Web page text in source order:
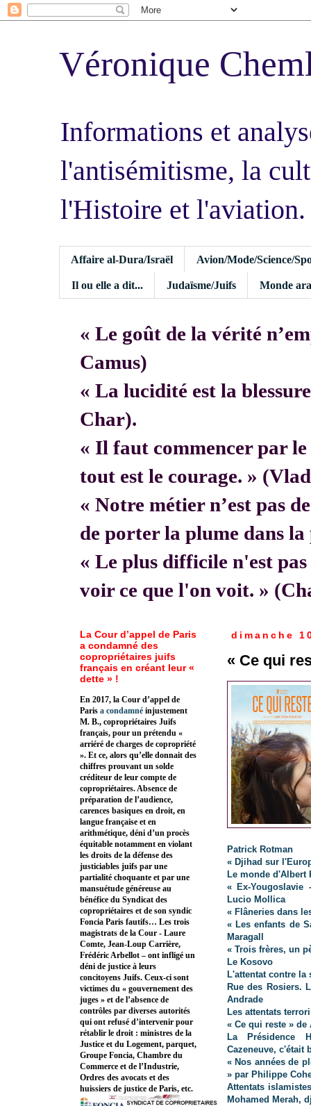
Véronique
Informations et
l'antisémitisme, la
l'Histoire et l'aviation.
Affaire al-Dura/Israël Avion/Mode/Science/
Il ou elle a dit... Judaïsme/Juifs Monde
« Le goût de la vérité
Camus)
« La lucidité est la
Char).
« Il faut commencer par le
tout est le courage. »
« Notre métier n’est pas
de porter la plume dans
« Le plus difficile n'est
voir ce que l'on voit. »
dimanche
« Ce qui
Patrick Rotman
« Djihad sur
Le monde d'Albert
« Ex-
Lucio Mollica
« Flâneries dans
« Les enfants de
Maragall
« Trois frères, un
Le Kosovo
L'attentat contre la
Rue des Rosiers.
Andrade
Les attentats
« Ce qui reste » de
La Présidence
Cazeneuve, c'était
« Nos années de
» par Philippe
Attentats
Mohamed Merah,
La Cour d’appel de Paris
a condamné des
copropriétaires juifs
français en créant leur «
dette » !
En 2017, la Cour d’appel de
Paris a condamné injustement
M. B., copropriétaires Juifs
français, pour un prétendu «
arriéré de charges de copropriété
». Et ce, alors qu’elle donnait des
chiffres prouvant un solde
créditeur de leur compte de
copropriétaires. Absence de
préparation de l’audience,
carences basiques en droit, en
langue française et en
arithmétique, déni d’un procès
équitable notamment en violant
les droits de la défense des
justiciables juifs par une
partialité choquante et par une
mansuétude généreuse au
bénéfice du Syndicat des
copropriétaires et de son syndic
Foncia Paris fautifs… Les trois
magistrats de la Cour - Laure
Comte, Jean-Loup Carrière,
Frédéric Arbellot – ont infligé un
déni de justice à leurs
concitoyens Juifs. Ceux-ci sont
victimes du « gouvernement des
juges » et de l’absence de
contrôles par diverses autorités
qui ont refusé d’intervenir pour
rétablir le droit : ministres de la
Justice et du Logement, parquet,
Groupe Foncia, Chambre du
Commerce et de l’Industrie,
Ordres des avocats et des
huissiers de justice de Paris, etc.